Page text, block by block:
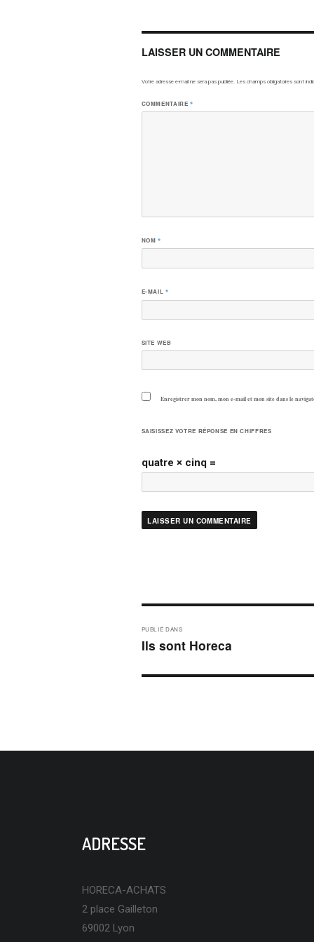
LAISSER UN COMMENTAIRE
Votre adresse e-mail ne sera pas publiée. Les champs obligatoires sont
COMMENTAIRE*
NOM*
E-MAIL *
SITE WEB
Enregistrer mon nom, mon e-mail et mon site dans le
SAISISSEZ VOTRE RÉPONSE EN CHIFFRES
quatre × cinq =
DE
PUBLIÉ DANS
Ils sont Horeca
ADRESSE
HORECA-ACHATS
2 place Gailleton
69002 Lyon